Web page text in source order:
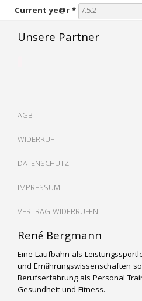
Current ye@r*
Unsere Partner
AGB
WIDERRUF
DATENSCHUTZ
IMPRESSUM
VERTRAG WIDERRUFEN
René Bergmann
Eine Laufbahn als
und Ernährungswissenschaften
Berufserfahrung als Personal
Gesundheit und Fitness.